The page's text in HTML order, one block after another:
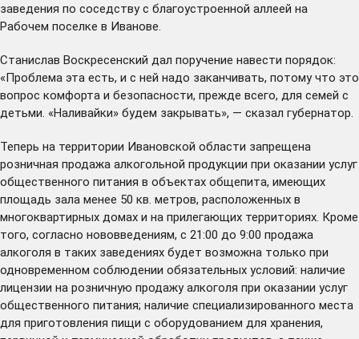
заведения по соседству с благоустроенной аллеей на
Рабочем поселке в Иванове.
Станислав Воскресенский дал поручение навести порядок:
«Проблема эта есть, и с ней надо заканчивать, потому что это
вопрос комфорта и безопасности, прежде всего, для семей с
детьми. «Наливайки» будем закрывать», — сказал губернатор.
Теперь на территории Ивановской области запрещена
розничная продажа алкогольной продукции при оказании услуг
общественного питания в объектах общепита, имеющих
площадь зала менее 50 кв. метров, расположенных в
многоквартирных домах и на прилегающих территориях. Кроме
того, согласно нововведениям, с 21:00 до 9:00 продажа
алкоголя в таких заведениях будет возможна только при
одновременном соблюдении обязательных условий: наличие
лицензии на розничную продажу алкоголя при оказании услуг
общественного питания; наличие специализированного места
для приготовления пищи с оборудованием для хранения,